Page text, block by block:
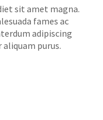
sit amet magna.
fames ac
adipiscing
purus.